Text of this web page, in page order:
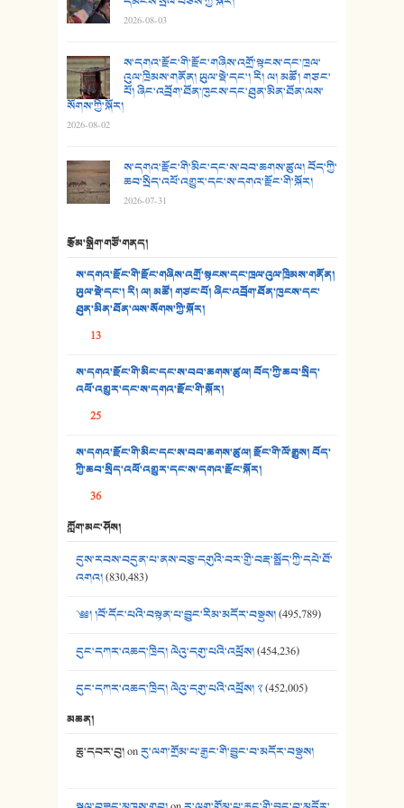
26. ཨ་མའི་ཐང་ཁུག
27. ལྕེ་བདེ་ཞོལ་གྱི་པང་གདན།
28. སྟོད་གཞས། - ཕན་ཐོག
30. སི་ལིང་འབྲི་མོ། - ཕན་ཐོག
31. ཕ་ཡུལ་ཡར་ཀླུང་།
32. ཨ་མ།
33. འཛོམས་པའི་ལམ།
34. ཉི་མ་སེམས་ལ་ཞོག་དང་། - ཟླ་སྒྲོན།
36. ཟླ་གཞོན་སྙན་དབྱངས། - ཟླ་སྒྲོན།
38. ཡབ་ཡུམ། - ཟླ་སྒྲོན།
2026-08-03
ས་དགའ་རྫོང་གི་རྫོང་གཞིས་འགྲོ་སྟངས་དང་ཁྲལ་
འུལ་ཁྲིམས་གནོན། ཡུལ་སྡེ་དང་། རི། ལ། མཚོ། གཙང་
པོ། ཞིང་འབྲོག་ཐོན་ཁུངས་དང་ཐུན་མིན་ཐོན་ལས་
སོགས་ཀྱི་སྐོར།
2026-08-02
ས་དགའ་རྫོང་གི་མིང་དང་ས་བབ་ཆགས་ཚུལ། བོད་ཀྱི་
ཆབ་སྲིད་འཕོ་འགྱུར་དང་ས་དགའ་རྫོང་གི་སྐོར།
2026-07-31
རྩོམ་སྒྲིག་གཙོ་གནད།
ས་དགའ་རྫོང་གི་རྫོང་གཞིས་འགྲོ་སྟངས་དང་ཁྲལ་འུལ་ཁྲིམས་གནོན།
ཡུལ་སྡེ་དང་། རི། ལ། མཚོ། གཙང་པོ། ཞིང་འབྲོག་ཐོན་ཁུངས་དང་
ཐུན་མིན་ཐོན་ལས་སོགས་ཀྱི་སྐོར།
13
ས་དགའ་རྫོང་གི་མིང་དང་ས་བབ་ཆགས་ཚུལ། བོད་ཀྱི་ཆབ་སྲིད་
འཕོ་འགྱུར་དང་ས་དགའ་རྫོང་གི་སྐོར།
25
ས་དགའ་རྫོང་གི་མིང་དང་ས་བབ་ཆགས་ཚུལ། རྫོང་གི་ལོ་རྒྱུས། བོད་
ཀྱི་ཆབ་སྲིད་འཕོ་འགྱུར་དང་ས་དགའ་རྫོང་སྐོར།
36
ཀློག་མང་ཤོས།
དུས་རབས་བདུན་པ་ནས་བཅུ་དགུའི་བར་གྱི་བརྡ་སྤྲོད་ཀྱི་དཔེ་ཐོ་
འགའ།(830,483)
༄༅། །བོ་དོང་པའི་བསྟན་པ་བྱུང་རིམ་མདོར་བསྡུས།(495,789)
དུང་དཀར་འཆད་ཁྲིད། ལེའུ་དགུ་པའི་འཕྲོས།(454,236)
དུང་དཀར་འཆད་ཁྲིད། ལེའུ་དགུ་པའི་འཕྲོས། ༢(452,005)
མཆན།
ཆུ་དབར་བུ།onརུ་ལག་གྲོམ་པ་རྒྱང་གི་བྱུང་བ་མདོར་བསྡུས།